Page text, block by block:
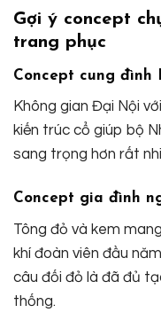
Gợi ý concept
trang phục
Concept cung đình
Không gian Đại Nội
kiến trúc cổ giúp bộ
sang trọng hơn rất
Concept gia đình
Tông đỏ và kem
khí đoàn viên đầu
câu đối đỏ là đã đủ
thống.